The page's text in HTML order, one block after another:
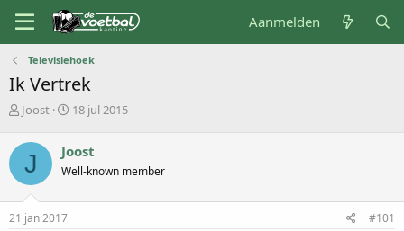
Aanmelden
Televisiehoek
Ik Vertrek
O
d
r
w
e
r
Joost
S
r
t
a
18 jul 2015
J Joost
Well-known member
21 jan 2017 #101